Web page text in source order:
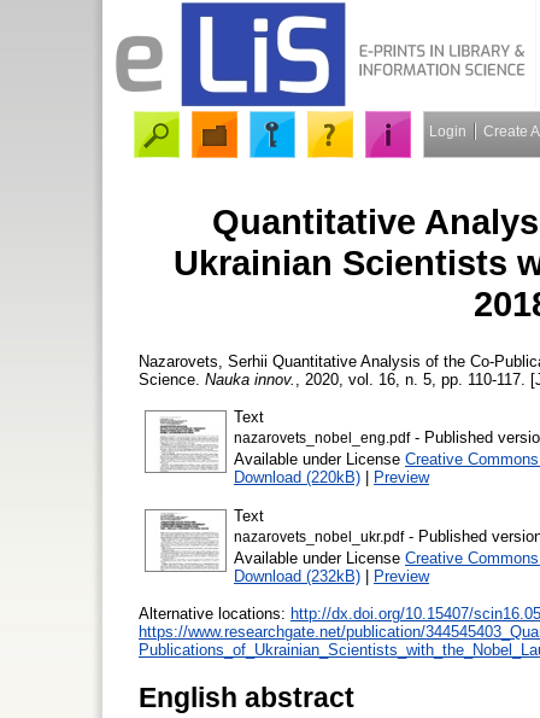
Login Create
Quantitative
Ukrainian Scientists
Nazarovets, Serhii Quantitative Analysis of the Co-
Science. Nauka innov. , 2020, vol. 16, n. 5, pp. 110-117.
Text
nazarovets_nobel_eng.pdf- Published
Available under License Creative
Download (220kB) | Preview
Text
nazarovets_nobel_ukr.pdf- Published
Available under License Creative
Download (232kB) | Preview
Alternative locations: http://dx.doi.org/10.15407/
https://www.researchgate.net/publication/
English abstract